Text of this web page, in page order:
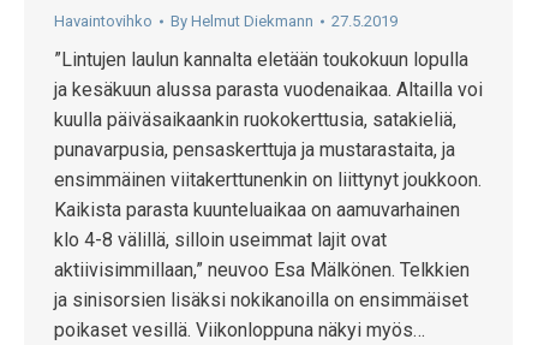
Havaintovihko By Helmut Diekmann 27.5.2019
”Lintujen laulun kannalta eletään toukokuun lopulla
ja kesäkuun alussa parasta vuodenaikaa. Altailla voi
kuulla päiväsaikaankin ruokokerttusia, satakieliä,
punavarpusia, pensaskerttuja ja mustarastaita, ja
ensimmäinen viitakerttunenkin on liittynyt joukkoon.
Kaikista parasta kuunteluaikaa on aamuvarhainen
klo 4-8 välillä, silloin useimmat lajit ovat
aktiivisimmillaan,” neuvoo Esa Mälkönen. Telkkien
ja sinisorsien lisäksi nokikanoilla on ensimmäiset
poikaset vesillä. Viikonloppuna näkyi myös…